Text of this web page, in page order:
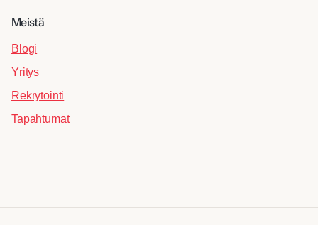
Meistä
Blogi
Yritys
Rekrytointi
Tapahtumat